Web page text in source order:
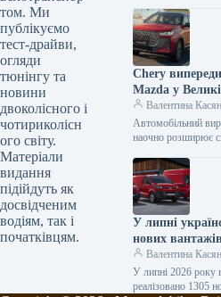
том. Ми
публікуємо
тест-драйви,
огляди
тюнінгу та
новини
двоколісного і
чотириколісн
ого світу.
Матеріали
видання
підійдуть як
досвідченим
водіям, так і
початківцям.
with intricate
systems. When
car…
Chery
Mazda у
лише за рік
на ринку.
Валентина Касян
Автомобільний
наочно розширює
відсоткову частку
місяців від…
У липні
нових
зростання
відсотки.
Валентина Касян
У липні 2026 року
реалізовано 1305